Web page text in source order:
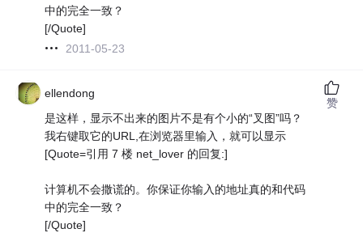
中的完全一致？
[/Quote]
2011-05-23
ellendong
是这样，显示不出来的图片不是有个小的“叉图”吗？
我右键取它的URL,在浏览器里输入，就可以显示
[Quote=引用 7 楼 net_lover 的回复:]
计算机不会撒谎的。你保证你输入的地址真的和代码
中的完全一致？
[/Quote]
赞